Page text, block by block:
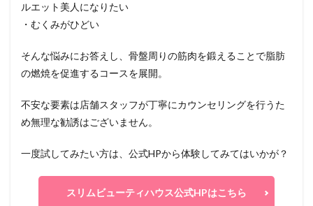
ルエット美人になりたい
・むくみがひどい
そんな悩みにお答えし、骨盤周りの筋肉を鍛えることで脂肪
の燃焼を促進するコースを展開。
不安な要素は店舗スタッフが丁寧にカウンセリングを行うた
め無理な勧誘はございません。
一度試してみたい方は、公式HPから体験してみてはいかが？
スリムビューティハウス公式HPはこちら